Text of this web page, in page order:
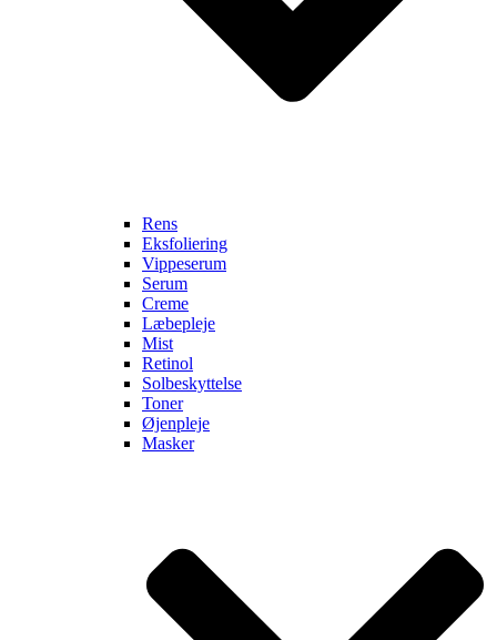
Rens
Eksfoliering
Vippeserum
Serum
Creme
Læbepleje
Mist
Retinol
Solbeskyttelse
Toner
Øjenpleje
Masker